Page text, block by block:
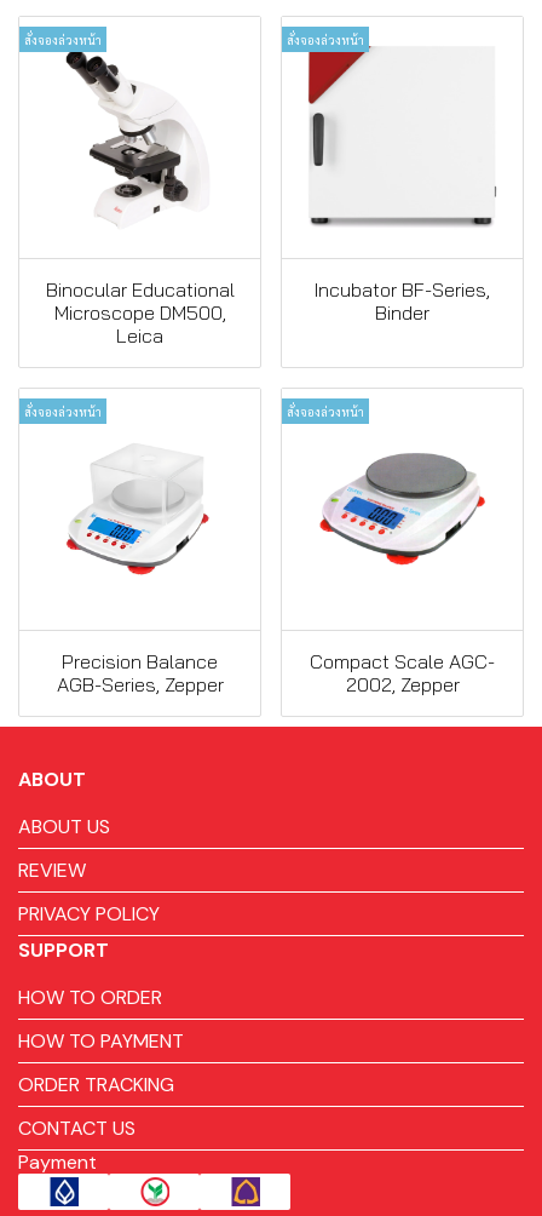
สั่งจองล่วงหน้า
Binocular Educational
Microscope DM500,
Leica
สั่งจองล่วงหน้า
Incubator BF-Series,
Binder
สั่งจองล่วงหน้า
Precision Balance
AGB-Series, Zepper
สั่งจองล่วงหน้า
Compact Scale AGC-
2002, Zepper
ABOUT
ABOUT US
REVIEW
PRIVACY POLICY
SUPPORT
HOW TO ORDER
HOW TO PAYMENT
ORDER TRACKING
CONTACT US
Payment